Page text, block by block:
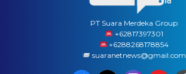
PT Suara Merdeka Group
‪+62817397301
+6288268178854
suaranetnews@gmail.com